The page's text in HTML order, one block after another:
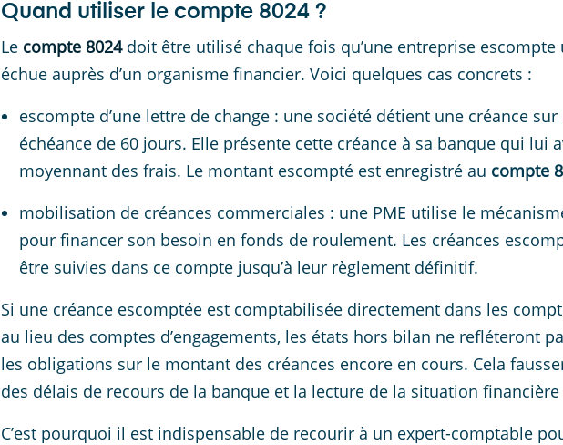
Quand utiliser le compte 8024 ?
Le compte 8024doit être utilisé chaque fois qu’une entreprise escompte
échue auprès d’un organisme financier. Voici quelques cas concrets :
escompte d’une lettre de change : une société détient une créance
échéance de 60 jours. Elle présente cette créance à sa banque qui lui
moyennant des frais. Le montant escompté est enregistré au compte
mobilisation de créances commerciales : une PME utilise le
pour financer son besoin en fonds de roulement. Les créances
être suivies dans ce compte jusqu’à leur règlement définitif.
Si une créance escomptée est comptabilisée directement dans les
au lieu des comptes d’engagements, les états hors bilan ne refléteront
les obligations sur le montant des créances encore en cours. Cela
des délais de recours de la banque et la lecture de la situation
C’est pourquoi il est indispensable de recourir à un expert-comptable